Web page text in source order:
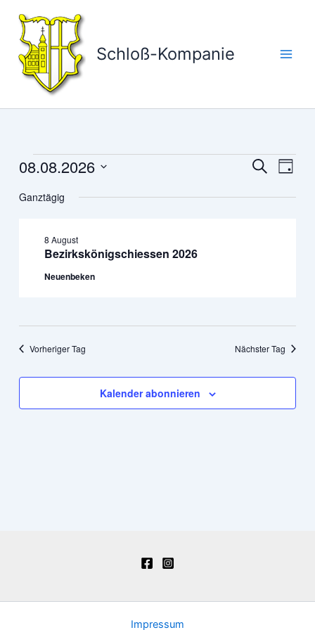
Inhalt
springen
Schloß-Kompanie
Veranstaltungen
8
und
SucheTag
08.08.2026
wählen.
Ganztägig
Bezirkskönigschiessen 2026
8 August
Neuenbeken
Vorheriger Tag Nächster Tag
Kalender abonnieren
Impressum